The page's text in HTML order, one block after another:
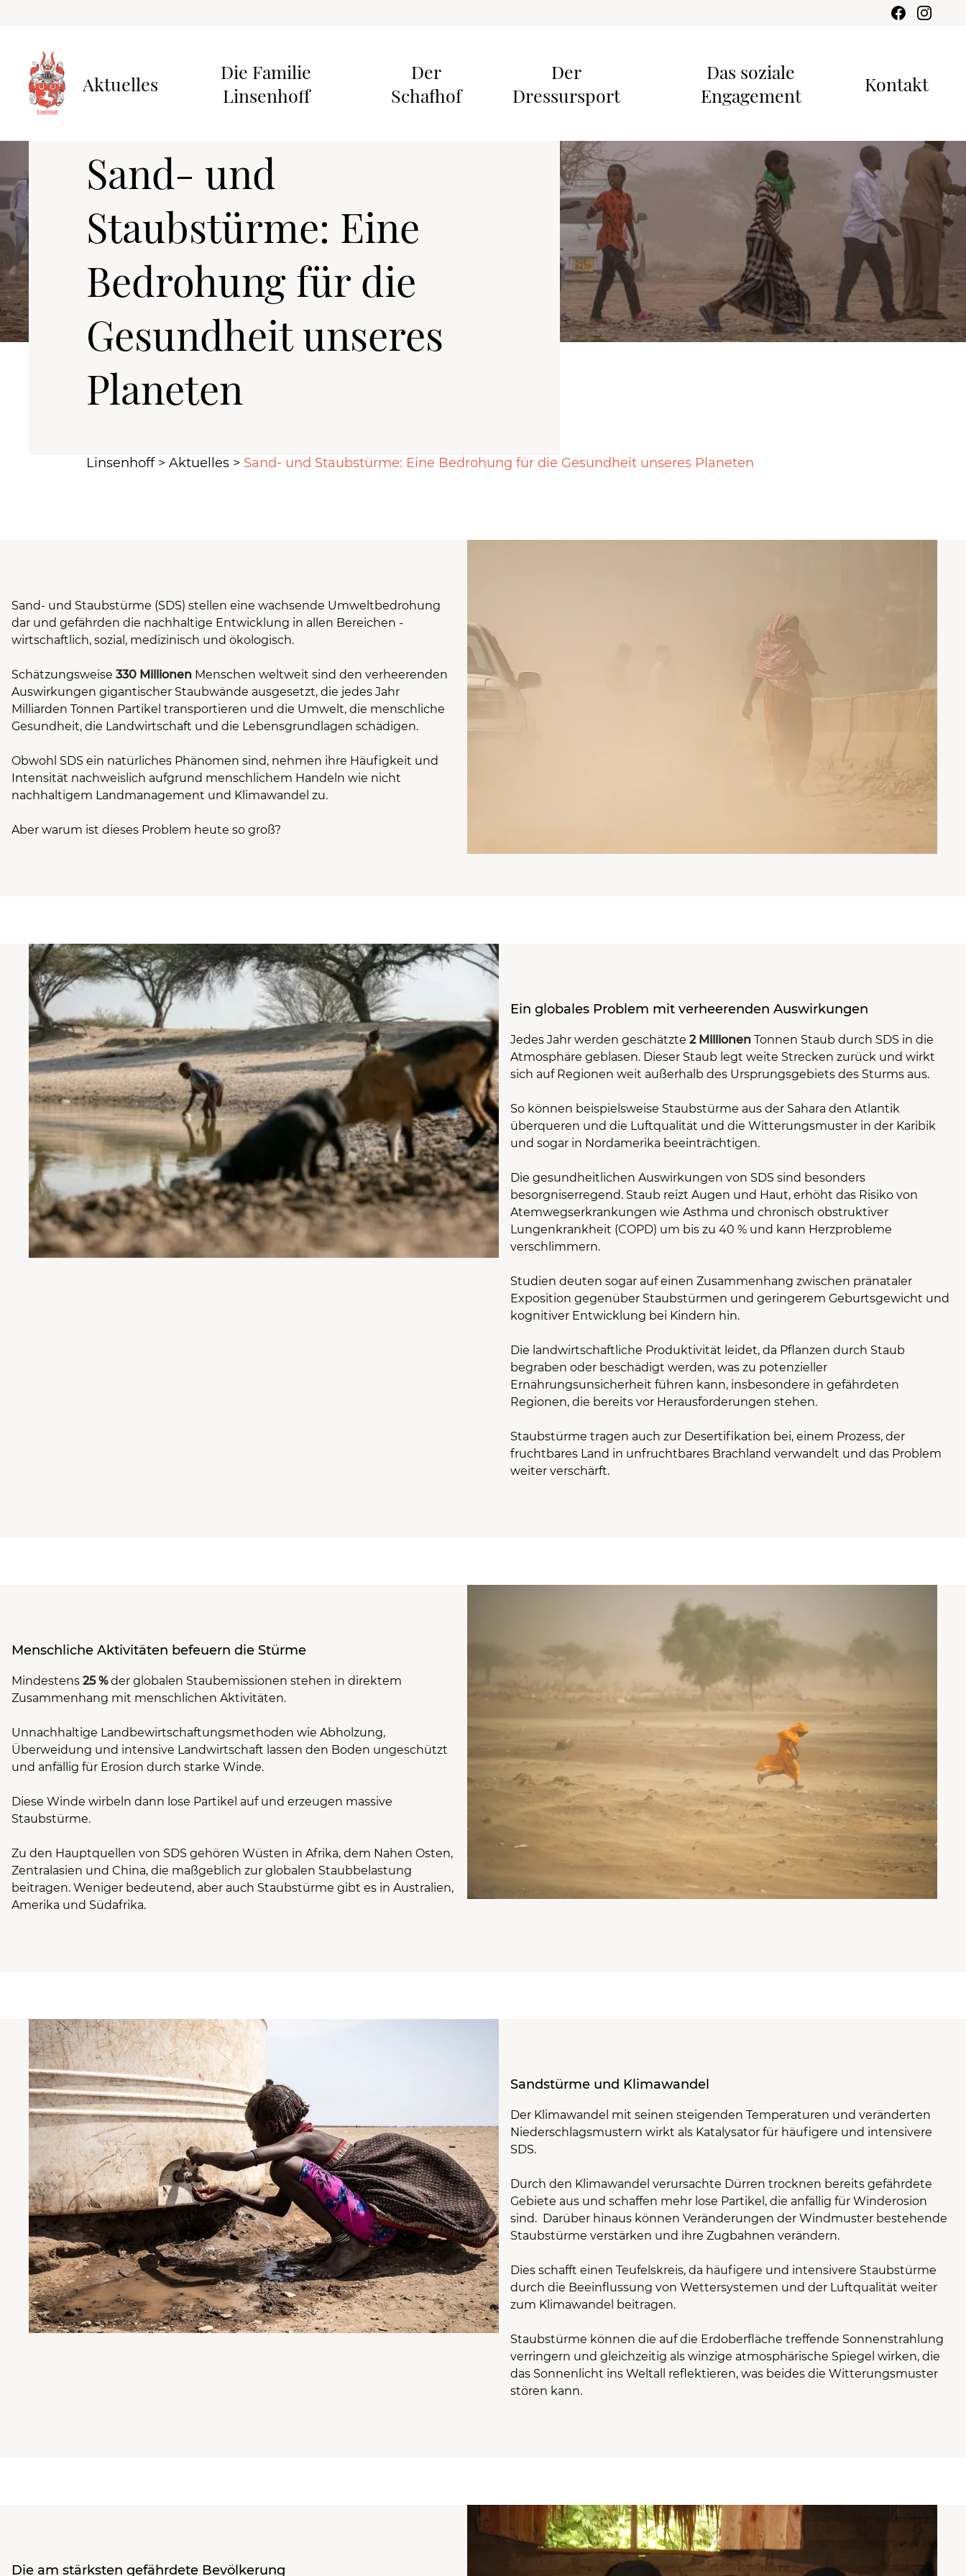
Aktuelles
Die Familie
Linsenhoff
Der
Schafhof
Der
Dressursport
Das soziale
Engagement
Kontakt
Sand- und
Staubstürme: Eine
Bedrohung für die
Gesundheit unseres
Planeten
Linsenhoff> Aktuelles > Sand- und Staubstürme: Eine Bedrohung für die Gesundheit unseres Planeten
Sand- und Staubstürme (SDS) stellen eine wachsende Umweltbedrohung
dar und gefährden die nachhaltige Entwicklung in allen Bereichen -
wirtschaftlich, sozial, medizinisch und ökologisch.
Schätzungsweise 330 Millionen Menschen weltweit sind den verheerenden
Auswirkungen gigantischer Staubwände ausgesetzt, die jedes Jahr
Milliarden Tonnen Partikel transportieren und die Umwelt, die menschliche
Gesundheit, die Landwirtschaft und die Lebensgrundlagen schädigen.
Obwohl SDS ein natürliches Phänomen sind, nehmen ihre Häufigkeit und
Intensität nachweislich aufgrund menschlichem Handeln wie nicht
nachhaltigem Landmanagement und Klimawandel zu.
Aber warum ist dieses Problem heute so groß?
Ein globales Problem mit verheerenden Auswirkungen
Jedes Jahr werden geschätzte2 Millionen Tonnen Staub durch SDS in die
Atmosphäre geblasen. Dieser Staub legt weite Strecken zurück und wirkt
sich auf Regionen weit außerhalb des Ursprungsgebiets des Sturms aus.
So können beispielsweise Staubstürme aus der Sahara den Atlantik
überqueren und die Luftqualität und die Witterungsmuster in der Karibik
und sogar in Nordamerika beeinträchtigen.
Die gesundheitlichen Auswirkungen von SDS sind besonders
besorgniserregend. Staub reizt Augen und Haut, erhöht das Risiko von
Atemwegserkrankungen wie Asthma und chronisch obstruktiver
Lungenkrankheit (COPD) um bis zu 40 % und kann Herzprobleme
verschlimmern.
Studien deuten sogar auf einen Zusammenhang zwischen pränataler
Exposition gegenüber Staubstürmen und geringerem Geburtsgewicht und
kognitiver Entwicklung bei Kindern hin.
Die landwirtschaftliche Produktivität leidet, da Pflanzen durch Staub
begraben oder beschädigt werden, was zu potenzieller
Ernährungsunsicherheit führen kann, insbesondere in gefährdeten
Regionen, die bereits vor Herausforderungen stehen.
Staubstürme tragen auch zur Desertifikation bei, einem Prozess, der
fruchtbares Land in unfruchtbares Brachland verwandelt und das Problem
weiter verschärft.
Menschliche Aktivitäten befeuern die Stürme
Mindestens 25 %der globalen Staubemissionen stehen in direktem
Zusammenhang mit menschlichen Aktivitäten.
Unnachhaltige Landbewirtschaftungsmethoden wie Abholzung,
Überweidung und intensive Landwirtschaft lassen den Boden ungeschützt
und anfällig für Erosion durch starke Winde.
Diese Winde wirbeln dann lose Partikel auf und erzeugen massive
Staubstürme.
Zu den Hauptquellen von SDS gehören Wüsten in Afrika, dem Nahen Osten,
Zentralasien und China, die maßgeblich zur globalen Staubbelastung
beitragen. Weniger bedeutend, aber auch Staubstürme gibt es in Australien,
Amerika und Südafrika.
Sandstürme und Klimawandel
Der Klimawandel mit seinen steigenden Temperaturen und veränderten
Niederschlagsmustern wirkt als Katalysator für häufigere und intensivere
SDS.
Durch den Klimawandel verursachte Dürren trocknen bereits gefährdete
Gebiete aus und schaffen mehr lose Partikel, die anfällig für Winderosion
sind. Darüber hinaus können Veränderungen der Windmuster bestehende
Staubstürme verstärken und ihre Zugbahnen verändern.
Dies schafft einen Teufelskreis, da häufigere und intensivere Staubstürme
durch die Beeinflussung von Wettersystemen und der Luftqualität weiter
zum Klimawandel beitragen.
Staubstürme können die auf die Erdoberfläche treffende Sonnenstrahlung
verringern und gleichzeitig als winzige atmosphärische Spiegel wirken, die
das Sonnenlicht ins Weltall reflektieren, was beides die Witterungsmuster
stören kann.
Die am stärksten gefährdete Bevölkerung